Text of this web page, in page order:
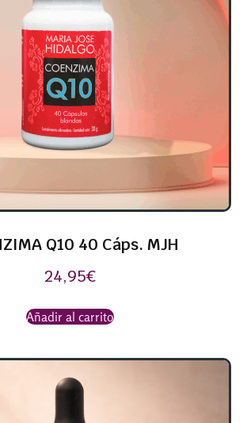
Q10 40 Cáps. MJH
24,95€
Añadir al carrito